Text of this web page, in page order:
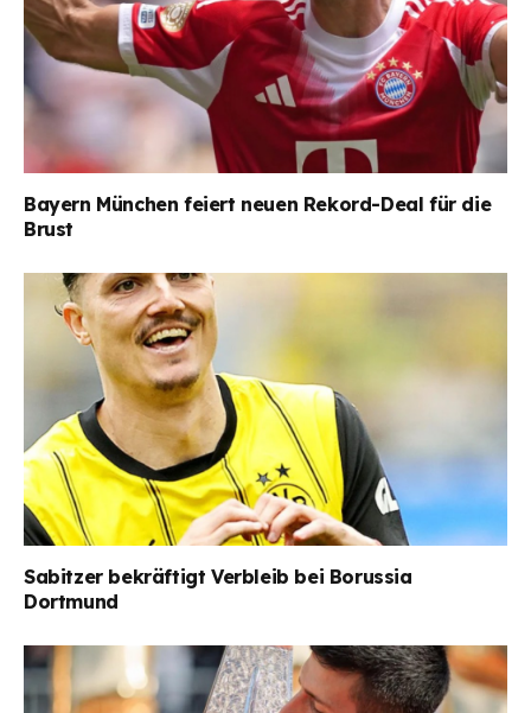
Bayern München feiert neuen Rekord-Deal für die
Brust
Sabitzer bekräftigt Verbleib bei Borussia
Dortmund